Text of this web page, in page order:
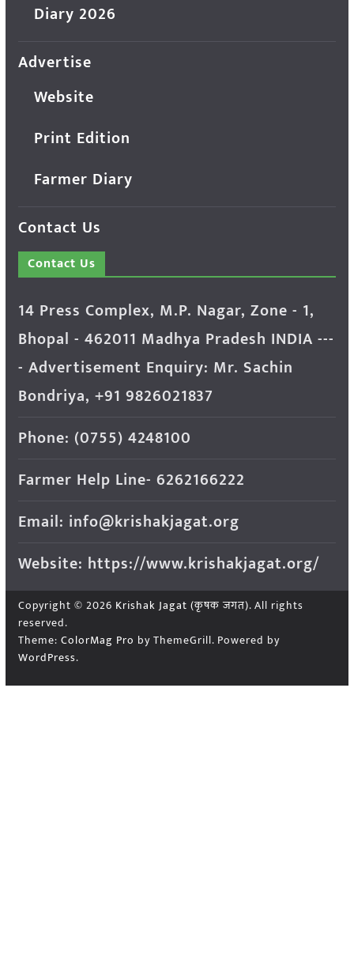
Diary 2026
Advertise
Website
Print Edition
Farmer Diary
Contact Us
Contact Us
14 Press Complex, M.P. Nagar, Zone - 1,
Bhopal - 462011 Madhya Pradesh INDIA ---
- Advertisement Enquiry: Mr. Sachin
Bondriya, +91 9826021837
Phone: (0755) 4248100
Farmer Help Line- 6262166222
Email: info@krishakjagat.org
Website: https://www.krishakjagat.org/
Copyright © 2026 Krishak Jagat (कृषक जगत). All rights
reserved.
Theme: ColorMag Pro by ThemeGrill. Powered by
WordPress.